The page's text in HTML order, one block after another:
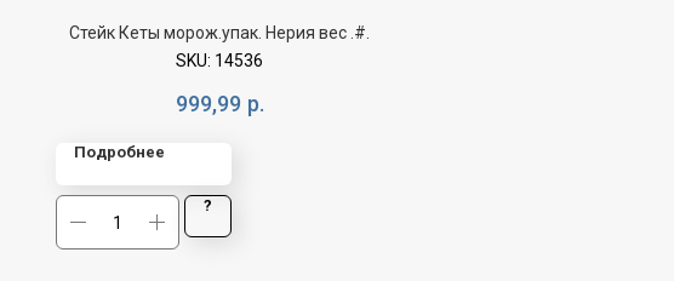
Стейк Кеты морож.упак. Нерия вес .#.
SKU: 14536
999,99 р.
Подробнее
?